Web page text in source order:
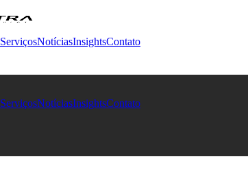
ServiçosNotíciasInsightsContato
ServiçosNotíciasInsightsContato